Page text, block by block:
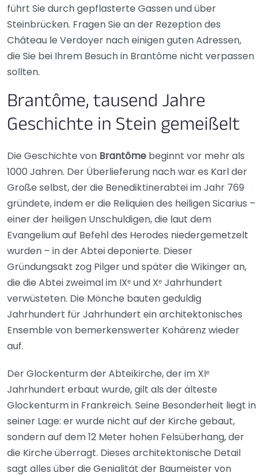
führt Sie durch gepflasterte Gassen und über
Steinbrücken. Fragen Sie an der Rezeption des
Château le Verdoyer nach einigen guten Adressen,
die Sie bei Ihrem Besuch in Brantôme nicht verpassen
sollten.
Brantôme, tausend Jahre
Geschichte in Stein gemeißelt
Die Geschichte von Brantôme beginnt vor mehr als
1000 Jahren. Der Überlieferung nach war es Karl der
Große selbst, der die Benediktinerabtei im Jahr 769
gründete, indem er die Reliquien des heiligen Sicarius –
einer der heiligen Unschuldigen, die laut dem
Evangelium auf Befehl des Herodes niedergemetzelt
wurden – in der Abtei deponierte. Dieser
Gründungsakt zog Pilger und später die Wikinger an,
die die Abtei zweimal im IXᵉ und Xᵉ Jahrhundert
verwüsteten. Die Mönche bauten geduldig
Jahrhundert für Jahrhundert ein architektonisches
Ensemble von bemerkenswerter Kohärenz wieder
auf.
Der Glockenturm der Abteikirche, der im XIᵉ
Jahrhundert erbaut wurde, gilt als der älteste
Glockenturm in Frankreich. Seine Besonderheit liegt in
seiner Lage: er wurde nicht auf der Kirche gebaut,
sondern auf dem 12 Meter hohen Felsüberhang, der
die Kirche überragt. Dieses architektonische Detail
sagt alles über die Genialität der Baumeister von